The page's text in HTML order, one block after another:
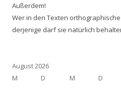
Außerdem!
Wer in den Texten
derjenige darf sie natürlich
August 2026
M
D M D